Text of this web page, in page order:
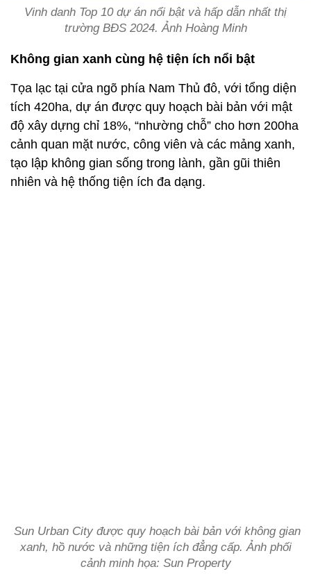
Vinh danh Top 10 dự án nổi bật và hấp dẫn nhất thị
trường BĐS 2024. Ảnh Hoàng Minh
Không gian xanh cùng hệ tiện ích nổi bật
Tọa lạc tại cửa ngõ phía Nam Thủ đô, với tổng diện
tích 420ha, dự án được quy hoạch bài bản với mật
độ xây dựng chỉ 18%, “nhường chỗ” cho hơn 200ha
cảnh quan mặt nước, công viên và các mảng xanh,
tạo lập không gian sống trong lành, gần gũi thiên
nhiên và hệ thống tiện ích đa dạng.
Sun Urban City được quy hoạch bài bản với không gian
xanh, hồ nước và những tiện ích đẳng cấp. Ảnh phối
cảnh minh họa: Sun Property